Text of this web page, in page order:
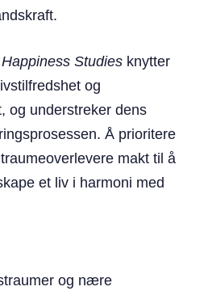
Studies knytter
og
og understreker dens
Å prioritere
makt til å
et liv i harmoni med
og nære